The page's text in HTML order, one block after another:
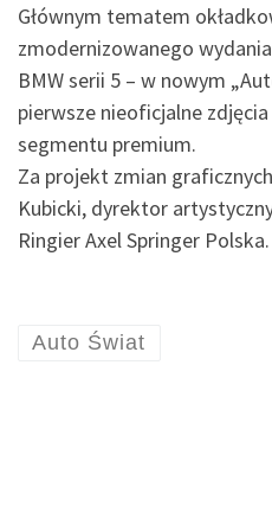
Głównym tematem
zmodernizowanego
BMW serii 5 – w nowym
pierwsze nieoficjalne
segmentu premium.
Za projekt zmian
Kubicki, dyrektor
Ringier Axel Springer Polska.
Auto Świat